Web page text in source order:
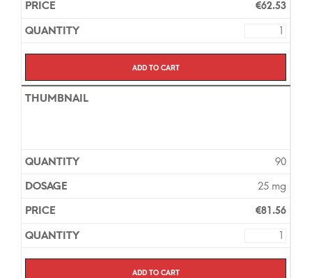
€62.53
Add to cart
90
25 mg
€81.56
Add to cart